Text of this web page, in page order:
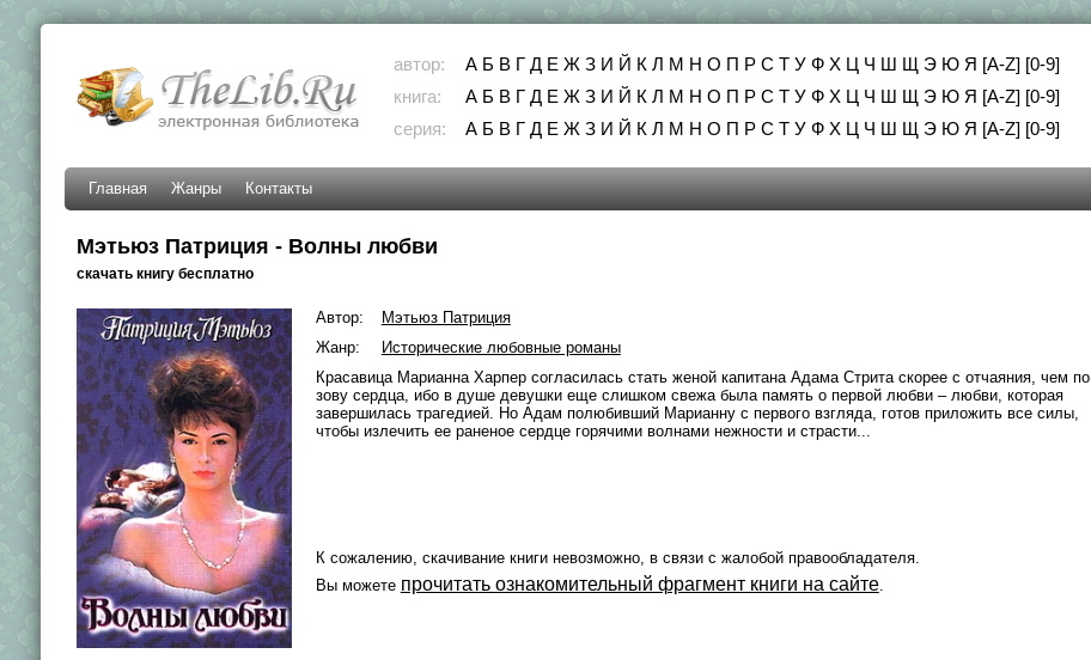
автор: А Б В Г Д Е Ж З И Й К Л М Н О П Р С Т У Ф Х Ц Ч Ш Щ Э Ю Я [A-Z] [0-9]
книга:
А Б В Г Д Е Ж З И Й К Л М Н О П Р С Т У Ф Х Ц Ч Ш Щ Э Ю Я [A-Z] [0-9]
серия:
А Б В Г Д Е Ж З И Й К Л М Н О П Р С Т У Ф Х Ц Ч Ш Щ Э Ю Я [A-Z] [0-9]
Главная Жанры Контакты
Мэтьюз Патриция - Волны любви
скачать книгу бесплатно
Автор:
Мэтьюз Патриция
Жанр:
Исторические любовные романы
Красавица Марианна Харпер согласилась стать женой капитана Адама Стрита скорее с отчаяния, чем по
зову сердца, ибо в душе девушки еще слишком свежа была память о первой любви – любви, которая
завершилась трагедией. Но Адам полюбивший Марианну с первого взгляда, готов приложить все силы,
чтобы излечить ее раненое сердце горячими волнами нежности и страсти...
К сожалению, скачивание книги невозможно, в связи с жалобой правообладателя.
Вы можете прочитать ознакомительный фрагмент книги на сайте.